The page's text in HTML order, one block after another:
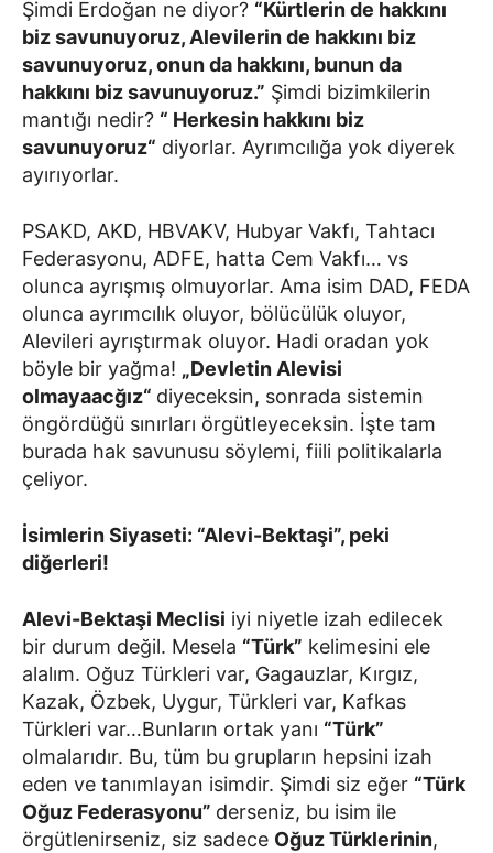
Şimdi Erdoğan ne diyor? “Kürtlerin de hakkını
biz savunuyoruz, Alevilerin de hakkını biz
savunuyoruz, onun da hakkını, bunun da
hakkını biz savunuyoruz.” Şimdi bizimkilerin
mantığı nedir? “ Herkesin hakkını biz
savunuyoruz“ diyorlar. Ayrımcılığa yok diyerek
ayırıyorlar.
PSAKD, AKD, HBVAKV, Hubyar Vakfı, Tahtacı
Federasyonu, ADFE, hatta Cem Vakfı… vs
olunca ayrışmış olmuyorlar. Ama isim DAD, FEDA
olunca ayrımcılık oluyor, bölücülük oluyor,
Alevileri ayrıştırmak oluyor. Hadi oradan yok
böyle bir yağma! „Devletin Alevisi
olmayaacğız“ diyeceksin, sonrada sistemin
öngördüğü sınırları örgütleyeceksin. İşte tam
burada hak savunusu söylemi, fiili politikalarla
çeliyor.
İsimlerin Siyaseti: “Alevi-Bektaşi”, peki
diğerleri!
Alevi-Bektaşi Meclisi iyi niyetle izah edilecek
bir durum değil. Mesela “Türk” kelimesini ele
alalım. Oğuz Türkleri var, Gagauzlar, Kırgız,
Kazak, Özbek, Uygur, Türkleri var, Kafkas
Türkleri var…Bunların ortak yanı “Türk”
olmalarıdır. Bu, tüm bu grupların hepsini izah
eden ve tanımlayan isimdir. Şimdi siz eğer “Türk
Oğuz Federasyonu” derseniz, bu isim ile
örgütlenirseniz, siz sadece Oğuz Türklerinin,